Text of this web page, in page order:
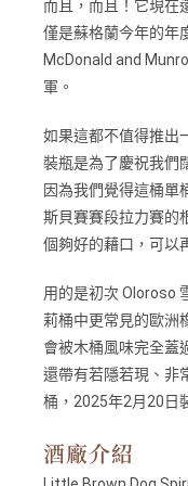
而且，而且！它現在
僅是蘇格蘭今年的年
McDonald and
軍。
如果這都不值得推出
裝瓶是為了慶祝我們
因為我們覺得這桶單
斯貝賽賽段拉力賽的
個夠好的藉口，可以
用的是初次 Oloroso
莉桶中更常見的歐洲
會被木桶風味完全蓋
還帶有若隱若現、非
桶，2025年2月20日
酒廠介紹